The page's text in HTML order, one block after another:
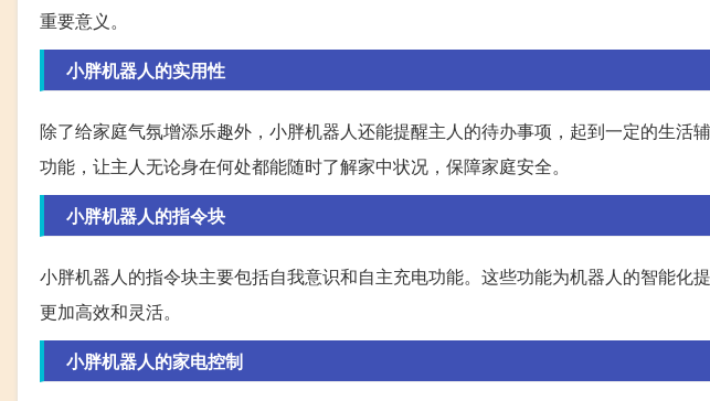
重要意义。
小胖机器人的实用性
除了给家庭气氛增添乐趣外，小胖机器人还能提醒主人的待办事项，起到一定的生活
功能，让主人无论身在何处都能随时了解家中状况，保障家庭安全。
小胖机器人的指令块
小胖机器人的指令块主要包括自我意识和自主充电功能。这些功能为机器人的智能化
更加高效和灵活。
小胖机器人的家电控制